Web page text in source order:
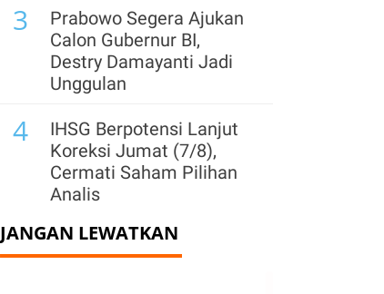
3
Prabowo Segera Ajukan
Calon Gubernur BI,
Destry Damayanti Jadi
Unggulan
4
IHSG Berpotensi Lanjut
Koreksi Jumat (7/8),
Cermati Saham Pilihan
Analis
5
Rupiah Menguat, Pelaku
Pasar Bersiap Menanti
JANGAN LEWATKAN